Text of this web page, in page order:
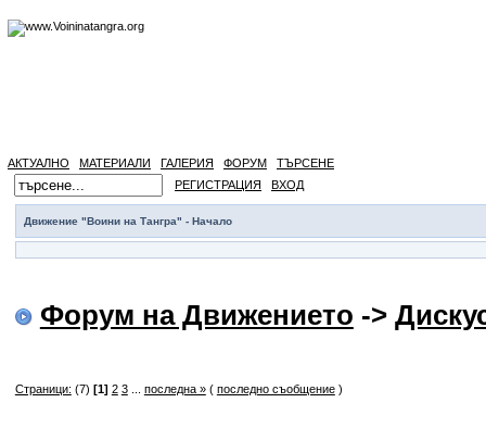
АКТУАЛНО МАТЕРИАЛИ ГАЛЕРИЯ ФОРУМ
ТЪРСЕНЕ
РЕГИСТРАЦИЯ
ВХОД
Движение "Воини на Тангра" - Начало
Форум на Движението ->
Страници: (7) [1] 2 3... последна »( последно съобщение)